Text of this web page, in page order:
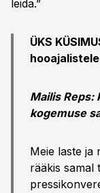
leida.”
ÜKS
Mailis Reps:
kogemuse
Meie laste ja
rääkis samal